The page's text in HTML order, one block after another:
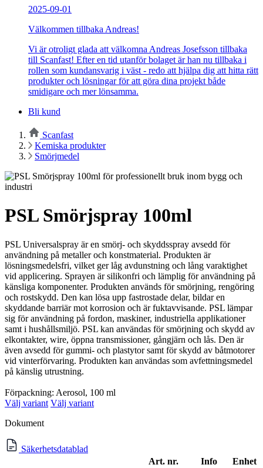
2025-09-01
Välkommen tillbaka Andreas!
Vi är otroligt glada att välkomna Andreas Josefsson tillbaka
till Scanfast! Efter en tid utanför bolaget är han nu tillbaka i
rollen som kundansvarig i väst - redo att hjälpa dig att hitta rätt
produkter och lösningar för att göra dina projekt både
smidigare och mer lönsamma.
Bli kund
Scanfast
Kemiska produkter
Smörjmedel
PSL Smörjspray 100ml
PSL Universalspray är en smörj- och skyddsspray avsedd för
användning på metaller och konstmaterial. Produkten är
lösningsmedelsfri, vilket ger låg avdunstning och lång varaktighet
vid applicering. Sprayen är silikonfri och lämplig för användning på
känsliga komponenter. Produkten används för smörjning, rengöring
och rostskydd. Den kan lösa upp fastrostade delar, bildar en
skyddande barriär mot korrosion och är fuktavvisande. PSL lämpar
sig för användning på fordon, maskiner, industriella applikationer
samt i hushållsmiljö. PSL kan användas för smörjning och skydd av
elkontakter, wire, öppna transmissioner, gångjärn och lås. Den är
även avsedd för gummi- och plastytor samt för skydd av båtmotorer
vid vinterförvaring. Produkten kan användas som avfettningsmedel
på känslig utrustning.
Förpackning: Aerosol, 100 ml
Välj variant Välj variant
Dokument
Säkerhetsdatablad
Art. nr.
Info Enhet